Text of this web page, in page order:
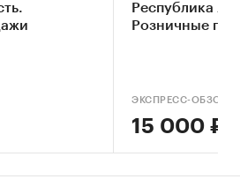
Республика
Розничные
ЭКСПРЕСС-ОБЗОР
15 000 ₽